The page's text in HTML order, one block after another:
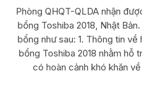
Phòng QHQT-QLDA nhận
bổng Toshiba 2018, Nhật
bổng như sau: 1. Thông tin
bổng Toshiba 2018 nhằm hỗ
có hoàn cảnh khó khăn